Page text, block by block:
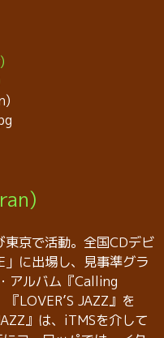
京で活動。全国CDデビ
に出場し、見事準グラ
アルバム『Calling
LOVER’S JAZZ』を
』は、iTMSを介して